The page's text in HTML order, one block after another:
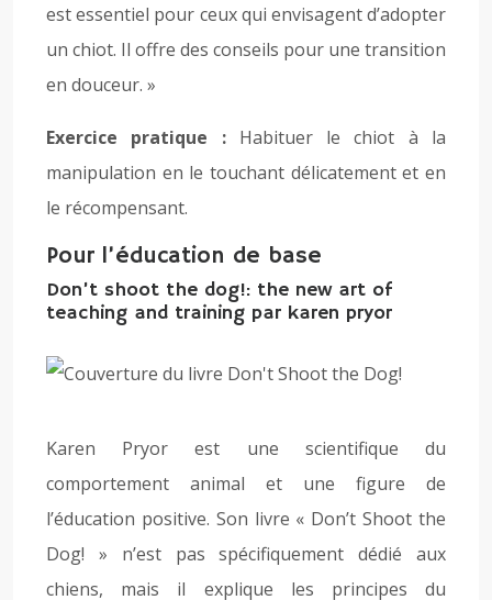
est essentiel pour ceux qui envisagent d’adopter
un chiot. Il offre des conseils pour une transition
en douceur. »
Exercice pratique : Habituer le chiot à la
manipulation en le touchant délicatement et en
le récompensant.
Pour l’éducation de base
Don’t shoot the dog!: the new art of
teaching and training par karen pryor
Karen Pryor est une scientifique du
comportement animal et une figure de
l’éducation positive. Son livre « Don’t Shoot the
Dog! » n’est pas spécifiquement dédié aux
chiens, mais il explique les principes du